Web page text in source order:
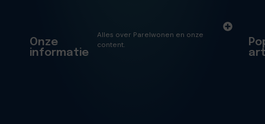
Onze
informatie
Alles over Parelwonen en onze
content.